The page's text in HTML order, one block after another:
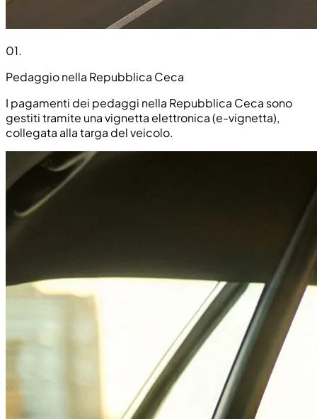
01.
Pedaggio nella Repubblica Ceca
I pagamenti dei pedaggi nella Repubblica Ceca sono
gestiti tramite una vignetta elettronica (e-vignetta),
collegata alla targa del veicolo.